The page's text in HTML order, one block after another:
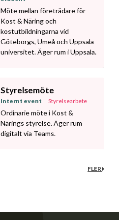
Möte mellan företrädare för
Kost & Näring och
kostutbildningarna vid
Göteborgs, Umeå och Uppsala
universitet. Äger rum i Uppsala.
Styrelsemöte
Internt event Styrelsearbete
Ordinarie möte i Kost &
Närings styrelse. Äger rum
digitalt via Teams.
FLER